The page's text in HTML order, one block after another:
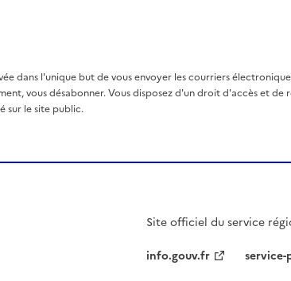
dans l'unique but de vous envoyer les courriers
vous désabonner. Vous disposez d'un droit d'accès et
sur le site public.
Site officiel du service
info.gouv.fr